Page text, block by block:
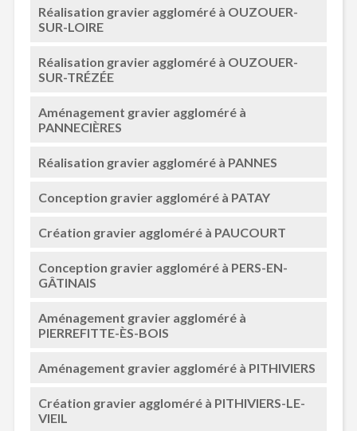
Réalisation gravier aggloméré à OUZOUER-
SUR-LOIRE
Réalisation gravier aggloméré à OUZOUER-
SUR-TRÉZÉE
Aménagement gravier aggloméré à
PANNECIÈRES
Réalisation gravier aggloméré à PANNES
Conception gravier aggloméré à PATAY
Création gravier aggloméré à PAUCOURT
Conception gravier aggloméré à PERS-EN-
GÂTINAIS
Aménagement gravier aggloméré à
PIERREFITTE-ÈS-BOIS
Aménagement gravier aggloméré à PITHIVIERS
Création gravier aggloméré à PITHIVIERS-LE-
VIEIL